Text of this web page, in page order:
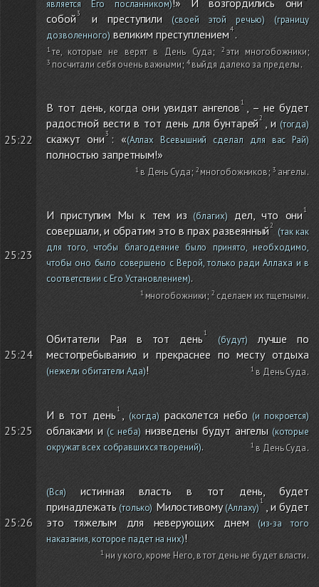
является Его посланником)!» И возгордились они
собой
и преступили (своей этой речью)(границу
дозволенного)великим преступлением .
те, которые не верят в День Суда; эти многобожники;
посчитали себя очень важными; выйдя далеко за пределы.
25:22
В тот день, когда они увидят ангелов , – не будет
радостной вести в тот день для бунтарей , и (тогда)
скажут они : «(Аллах Всевышний сделал для вас Рай)
полностью запретным!»
в День Суда; многобожников; ангелы.
25:23
И приступим Мы к тем из (благих)дел, что они
совершали, и обратим это в прах развеянный
(так как
для того, чтобы благодеяние было принято, необходимо,
чтобы оно было совершено с Верой, только ради Аллаха и в
соответствии с Его Установлением).
многобожники; сделаем их тщетными.
25:24
Обитатели Рая в тот день (будут)лучше по
местопребыванию и прекраснее по месту отдыха
(нежели обитатели Ада)! в День Суда.
25:25
И в тот день (когда)расколется небо(и покроется)
облаками и (с неба)низведены будут ангелы(которые
окружат всех собравшихся творений). в День Суда.
25:26
(Вся)истинная власть в тот день, будет
принадлежать(только) Милостивому(Аллаху)
, и будет
это тяжелым для неверующих днем(из-за того
наказания, которое падет на них)!
ни у кого, кроме Него, в тот день не будет власти.